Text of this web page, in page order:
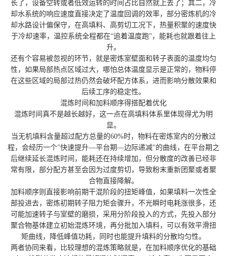
长了，设备空转或者低效运转的时间占比自然就上去了；其二，冷
却水系统的响应速度直接决定了温度回调的效率，部分密炼机的冷
却水路设计偏保守，在高填料、高剪切工况下，热量积聚的速度快
于冷却速率，温控系统全程都在“追着温度跑”，能耗也就跟着往上
升。
还有个容易被忽视的环节，就是密炼室壁面和转子表面的温度均匀
性，如果局部热点区域过大，哪怕总体温度显示是正常的，物料停
在这些区域的局部过热仍然会破坏配方体系，进而影响分散效果和
后续工序的稳定性。
混炼时间和加料顺序得搭配着优化
混炼时间真不是越长越好，这一点在高填料体系里体现得尤为明
显。
当无机填料含量超过配方总量的60%时，物料在密炼室内的分散过
程，会经历一个"快速提升—平台期—边际递减"的曲线，在平台期之
后继续延长混炼时间，能耗还在持续增加，但分散度的改善已经非
常有限，部分配方甚至会因为过度剪切，导致粉末重新团聚或者聚
合物直接降解。
加料顺序则直接影响前期干混阶段的扭矩峰值，如果填料一次性全
部投进去，密炼初期转子阻力矩会骤升，不光瞬时电耗涨很多，还
可能加速转子与室壁的磨损，采用分阶段投入的方式，先投入部分
聚合物基体建立初始混炼环境，再分批加入填料，可以有效平滑扭
矩曲线，降低峰值功耗，同时也能提升填料的分散均匀性。
两者协同来看，比较理想的混炼策略就是，在加料顺序优化的基础